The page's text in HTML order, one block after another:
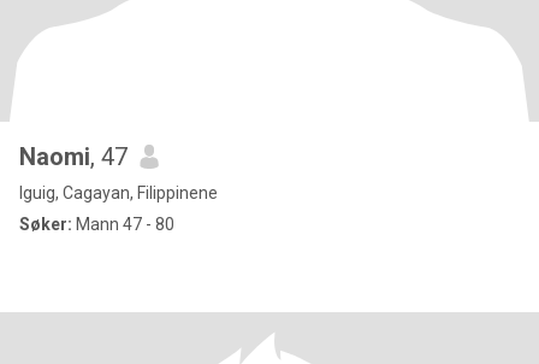
Naomi, 47
Iguig, Cagayan, Filippinene
Søker: Mann 47 - 80